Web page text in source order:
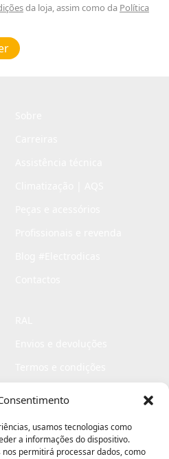
usamos tecnologias como
a informações do dispositivo.
permitirá processar dados, como
da loja, assim como da Política
Livro de elogios